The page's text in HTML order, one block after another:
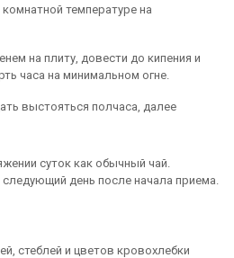
температуре на
на плиту, довести до кипения и
часа на минимальном огне.
выстояться полчаса, далее
суток как обычный чай.
день после начала приема.
стеблей и цветов кровохлебки